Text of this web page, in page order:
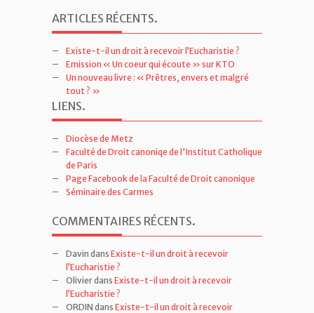
ARTICLES RÉCENTS.
Existe-t-il un droit à recevoir l’Eucharistie ?
Emission « Un coeur qui écoute » sur KTO
Un nouveau livre : « Prêtres, envers et malgré
tout ? »
LIENS.
Diocèse de Metz
Faculté de Droit canoniqe de l'Institut Catholique
de Paris
Page Facebook de la Faculté de Droit canonique
Séminaire des Carmes
COMMENTAIRES RÉCENTS.
Davin dans Existe-t-il un droit à recevoir
l’Eucharistie ?
Olivierdans Existe-t-il un droit à recevoir
l’Eucharistie ?
ORDIN dans Existe-t-il un droit à recevoir